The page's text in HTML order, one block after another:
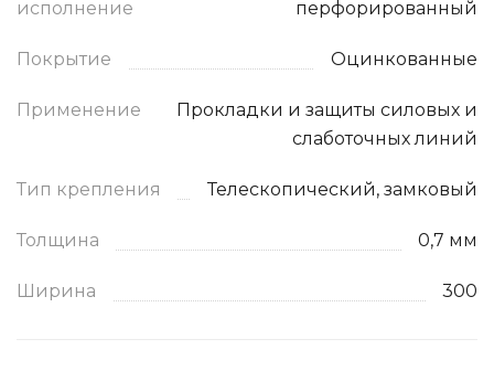
исполнение перфорированный
Покрытие Оцинкованные
Применение
Прокладки и защиты силовых и
слаботочных линий
Тип крепления Телескопический, замковый
Толщина 0,7 мм
Ширина 300